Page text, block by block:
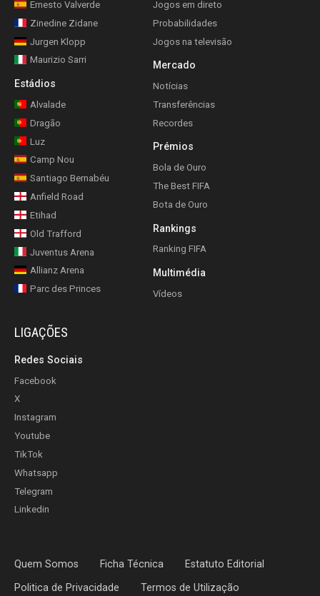
Ernesto Valverde
Zinedine Zidane
Jurgen Klopp
Maurizio Sarri
Estádios
Alvalade
Dragão
Luz
Camp Nou
Santiago Bernabéu
Anfield Road
Etihad
Old Trafford
Juventus Arena
Allianz Arena
Parc des Princes
Jogos em direto
Probabilidades
Jogos na televisão
Mercado
Notícias
Transferências
Recordes
Prémios
Bola de Ouro
The Best FIFA
Bota de Ouro
Rankings
Ranking FIFA
Multimédia
Vídeos
LIGAÇÕES
Redes Sociais
Facebook
X
Instagram
Youtube
TikTok
Whatsapp
Telegram
Linkedin
Quem Somos Ficha Técnica Estatuto Editorial
Politica de Privacidade Termos de Utilização